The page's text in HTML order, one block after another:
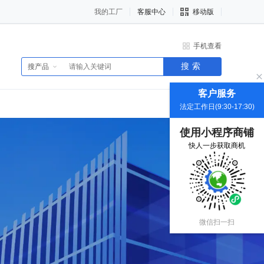
我的工厂 客服中心 移动版
手机查看
搜产品 搜索
客户服务
法定工作日(9:30-17:30)
使用小程序商铺
快人一步获取商机
微信扫一扫